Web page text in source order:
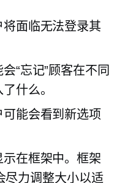
面临无法登录其
“忘记”顾客在不同
什么。
能会看到新选项
在框架中。框架
尽力调整大小以适